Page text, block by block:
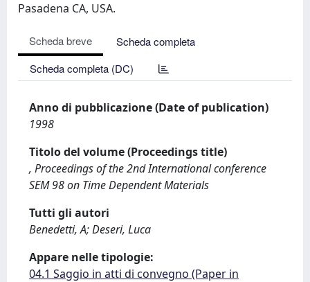
Pasadena CA, USA.
Scheda breve
Scheda completa
Scheda completa (DC)
Anno di pubblicazione (Date of publication)
1998
Titolo del volume (Proceedings title)
, Proceedings of the 2nd International conference
SEM 98 on Time Dependent Materials
Tutti gli autori
Benedetti, A; Deseri, Luca
Appare nelle tipologie:
04.1 Saggio in atti di convegno (Paper in